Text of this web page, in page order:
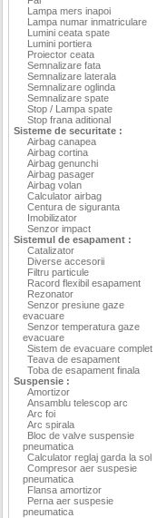
Lampa mers inapoi
Lampa numar inmatriculare
Lumini ceata spate
Lumini portiera
Proiector ceata
Semnalizare fata
Semnalizare laterala
Semnalizare oglinda
Semnalizare spate
Stop / Lampa spate
Stop frana aditional
Sisteme de securitate :
Airbag canapea
Airbag cortina
Airbag genunchi
Airbag pasager
Airbag volan
Calculator airbag
Centura de siguranta
Imobilizator
Senzor impact
Sistemul de esapament :
Catalizator
Diverse accesorii
Filtru particule
Racord flexibil esapament
Rezonator
Senzor presiune gaze
evacuare
Senzor temperatura gaze
evacuare
Sistem de evacuare complet
Teava de esapament
Toba de esapament finala
Suspensie :
Amortizor
Ansamblu telescop arc
Arc foi
Arc spirala
Bloc de valve suspensie
pneumatica
Calculator reglaj garda la sol
Compresor aer suspesie
pneumatica
Flansa amortizor
Perna aer suspesie
pneumatica